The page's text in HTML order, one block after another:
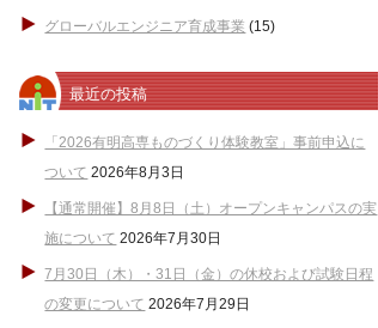
グローバルエンジニア育成事業 (15)
最近の投稿
「2026有明高専ものづくり体験教室」事前申込に
ついて 2026年8月3日
【通常開催】8月8日（土）オープンキャンパスの実
施について 2026年7月30日
7月30日（木）・31日（金）の休校および試験日程
の変更について 2026年7月29日